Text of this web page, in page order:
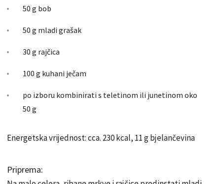
50 g bob
50 g mladi grašak
30 g rajčica
100 g kuhani ječam
po izboru kombinirati s teletinom ili junetinom oko
50 g
Energetska vrijednost: cca. 230 kcal, 11 g bjelančevina
Priprema: